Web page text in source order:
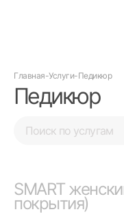
Главная-Услуги-Педикюр
Педикюр
SMART
покрытия)